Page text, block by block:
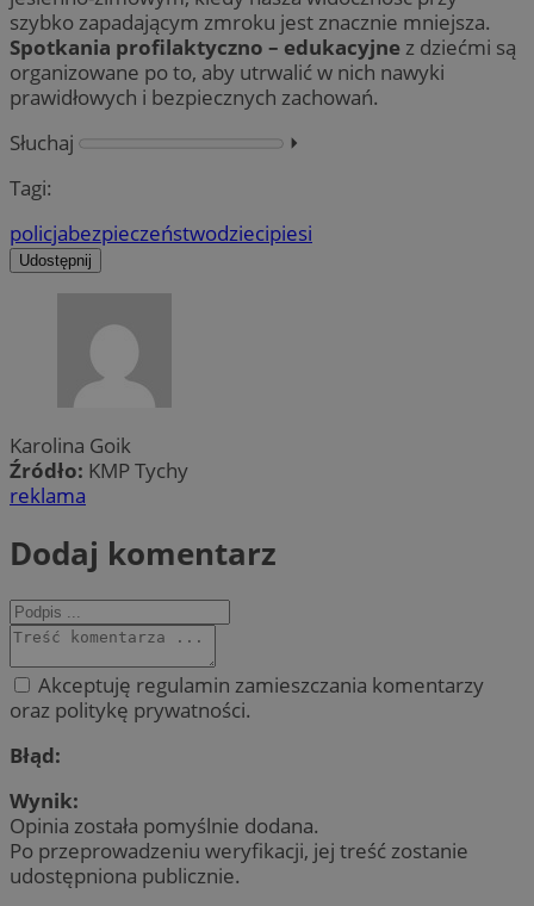
szybko zapadającym zmroku jest znacznie mniejsza.
Spotkania profilaktyczno – edukacyjnez dziećmi są
organizowane po to, aby utrwalić w nich nawyki
prawidłowych i bezpiecznych zachowań.
Słuchaj
⏵︎
Tagi:
policjabezpieczeństwodziecipiesi
Udostępnij
Karolina Goik
Źródło: KMP Tychy
reklama
Dodaj komentarz
Akceptuję regulamin zamieszczania komentarzy
oraz politykę prywatności.
Błąd:
Wynik:
Opinia została pomyślnie dodana.
Po przeprowadzeniu weryfikacji, jej treść zostanie
udostępniona publicznie.